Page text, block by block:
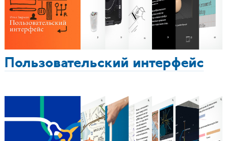
Пользовательский интерфейс